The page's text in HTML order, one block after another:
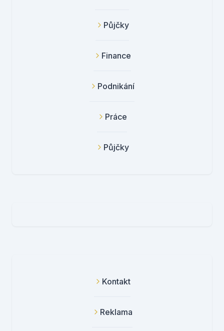
Půjčky
Finance
Podnikání
Práce
Půjčky
Kontakt
Reklama